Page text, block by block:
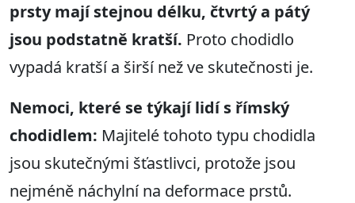
prsty mají stejnou délku, čtvrtý a pátý
jsou podstatně kratší. Proto chodidlo
vypadá kratší a širší než ve skutečnosti je.
Nemoci, které se týkají lidí s římský
chodidlem: Majitelé tohoto typu chodidla
jsou skutečnými šťastlivci, protože jsou
nejméně náchylní na deformace prstů.